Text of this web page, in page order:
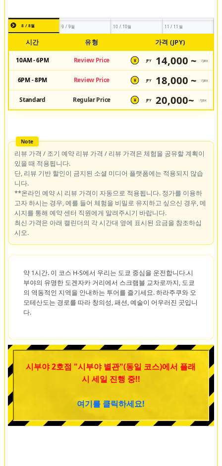
8 / 8월 9 / 9월 10 / 10월 11 / 11월
시간 유형 가격 (JPY)
10AM - 6PM Review Price ¥ JPY 14,000 ~ /pax
6PM - 8PM Review Price ¥ JPY 18,000 ~ /pax
Standard Regular Price ¥ JPY 20,000~ /pax
리뷰 가격 / 조기 예약 리뷰 가격 / 리뷰 가격은 체험을 공유할 계획이
있을 때 적용됩니다.
단, 리뷰 기반 할인이 금지된 소셜 미디어 플랫폼에는 적용되지 않습
니다.
**온라인 예약 시 리뷰 가격이 자동으로 적용됩니다. 정가를 이용하
고자 하시는 경우, 예를 들어 체험을 비밀로 유지하고 싶으신 경우, 메
시지를 통해 예약 센터 직원에게 알려주시기 바랍니다.
최신 가격은 아래 캘린더의 각 시간대 옆에 표시된 요금을 참조하십
시오.
약 1시간. 이 코스 H-S에서 우리는 도쿄 중심을 운전합니다.시
부야의 유명한 도겐자카 거리에서 스크램블 교차로까지, 도쿄
의 역동적인 지역을 안내하는 투어를 즐기세요. 하라주쿠와 오
모테산도는 경로를 따라 창의성, 패션, 예술이 어우러진 곳입니
다.
시부야 2호점 "시부야 별관"(동일 코스)에서 플래
시 세일 진행 중!!
여기를 클릭하세요!